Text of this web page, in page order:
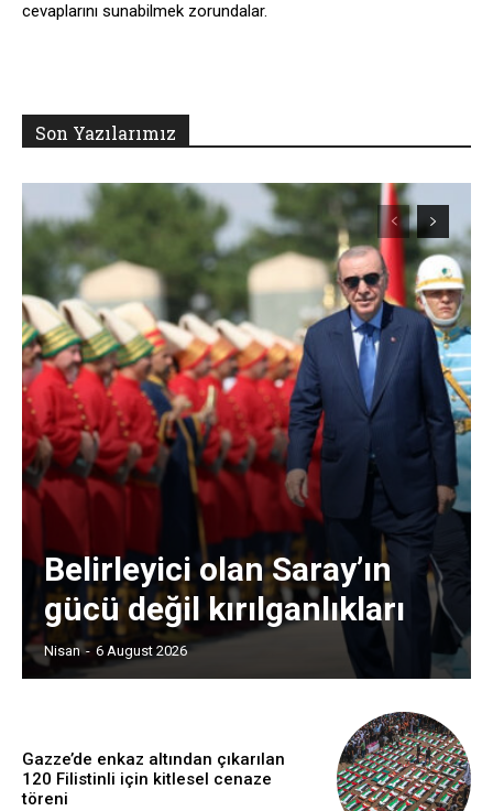
cevaplarını sunabilmek zorundalar.
Son Yazılarımız
Belirleyici olan Saray’ın
gücü değil kırılganlıkları
Nisan - 6 August 2026
Gazze’de enkaz altından çıkarılan
120 Filistinli için kitlesel cenaze
töreni